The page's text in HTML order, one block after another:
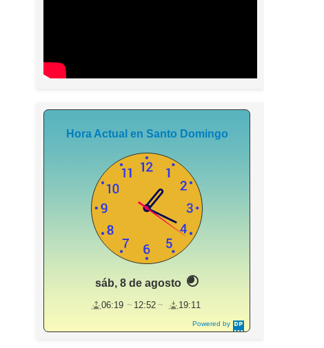
Powered by
DaysPedia.c
Hora Actual en Santo Domingo
sáb, 8 de agosto
06:19 12:52 19:11